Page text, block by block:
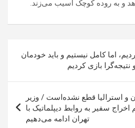
و به روده کوچک آسیب می‌زند.
اما کامل نیستیم و باید خودمان
نتیجه‌گرا بازی کردیم
و استرالیا قطع نشده‌است / وزیر
اخراج سفیر به روابط دیپلماتیک با
تهران ادامه می‌دهیم